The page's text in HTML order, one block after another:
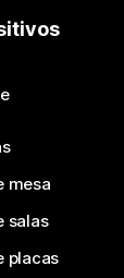
mesa
salas
placas